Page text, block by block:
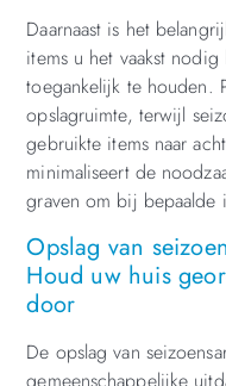
Daarnaast is het
items u het vaakst
toegankelijk te houden.
opslagruimte, terwijl
gebruikte items naar
minimaliseert de
graven om bij bepaalde
Opslag van
Houd uw huis
door
De opslag van
gemeenschappelijke